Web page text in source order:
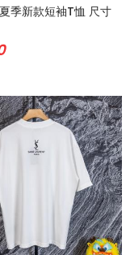
季新款短袖T恤 尺寸